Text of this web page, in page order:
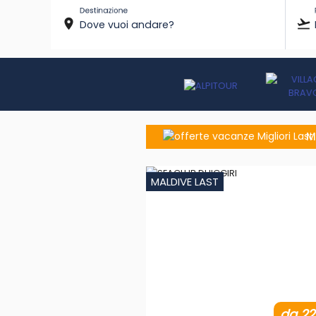
room
Destinazione
flight_takeoff
MALDIVE LAST